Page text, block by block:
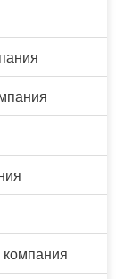
компания